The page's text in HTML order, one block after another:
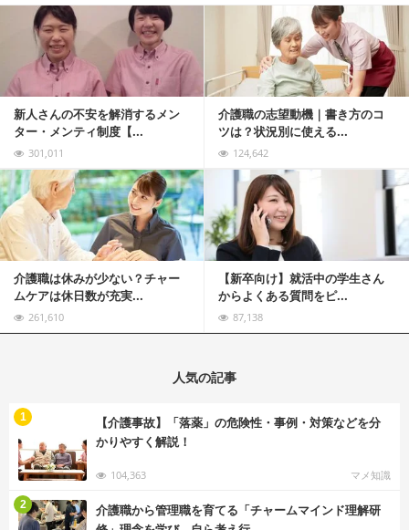
新人さんの不安を解消するメン
ター・メンティ制度【...
301,011
介護職の志望動機｜書き方のコ
ツは？状況別に使える...
124,642
記事を読む
介護職は休みが少ない？チャー
ムケアは休日数が充実...
261,610
【新卒向け】就活中の学生さん
からよくある質問をピ...
87,138
記事を読む
人気の記事
【介護事故】「落薬」の危険性・事例・対策などを分
かりやすく解説！
104,363 マメ知識
1
介護職から管理職を育てる「チャームマインド理解研
2